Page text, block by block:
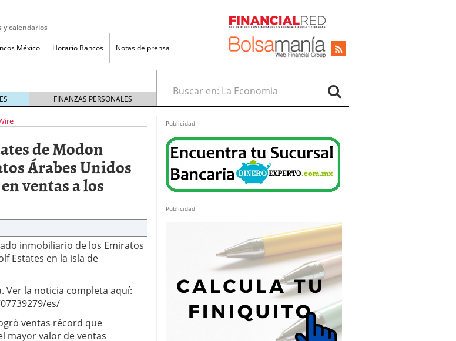
y calendarios
México Horario Bancos Notas de prensa
FINANZAS PERSONALES
Buscar en:
de Modon
Árabes Unidos
ventas a los
inmobiliario de los Emiratos
Estates en la isla de
Ver la noticia completa aquí:
es/
ventas récord que
mayor valor de ventas
Publicidad
Publicidad